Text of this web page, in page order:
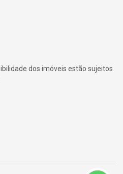
dos imóveis estão sujeitos